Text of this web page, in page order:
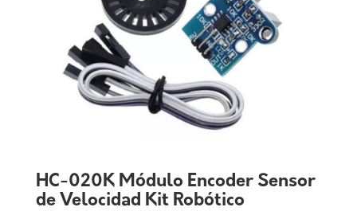
HC-020K Módulo Encoder Sensor
de Velocidad Kit Robótico